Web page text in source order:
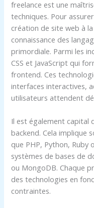
freelance est une
techniques. Pour
création de site web à
connaissance des
primordiale. Parmi les
CSS et JavaScript qui
frontend. Ces
interfaces interactives,
utilisateurs attendent
Il est également capital
backend. Cela implique
que PHP, Python, Ruby
systèmes de bases de
ou MongoDB. Chaque
des technologies en
contraintes.